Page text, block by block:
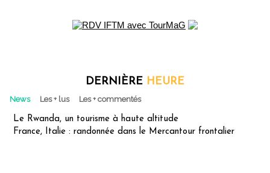
DERNIÈRE HEURE
News Les + lus Les + commentés
Le Rwanda, un tourisme à haute altitude
France, Italie : randonnée dans le Mercantour frontalier